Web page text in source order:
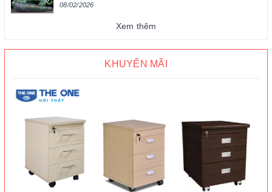
08/02/2026
Xem thêm
KHUYẾN MÃI